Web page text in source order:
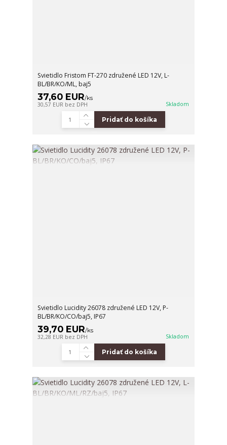
Svietidlo Fristom FT-270 združené LED 12V, L-
BL/BR/KO/ML, baj5
37,60 EUR/ks
30,57 EUR bez DPH Skladom
Pridať do košíka
Svietidlo Lucidity 26078 združené LED 12V, P-
BL/BR/KO/CO/baj5, IP67
39,70 EUR/ks
32,28 EUR bez DPH Skladom
Pridať do košíka